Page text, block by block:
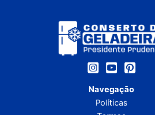
Navegação
Políticas